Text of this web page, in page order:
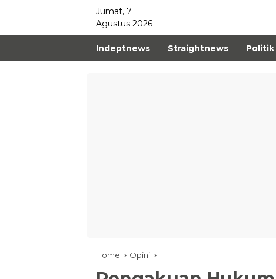
Jumat, 7
Agustus 2026
Indeptnews Straightnews Politik
Home Opini